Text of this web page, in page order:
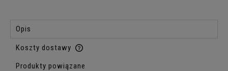
Opis
Koszty dostawy
Cena nie zawiera ewentualnych kosztów płatności
Produkty powiązane